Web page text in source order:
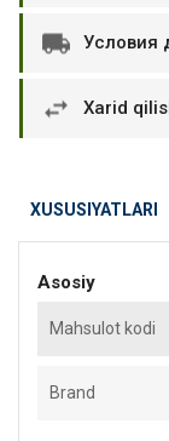
Условия
Xarid
XUSUSIYATLARI
Asosiy
Mahsulot kodi
Brand